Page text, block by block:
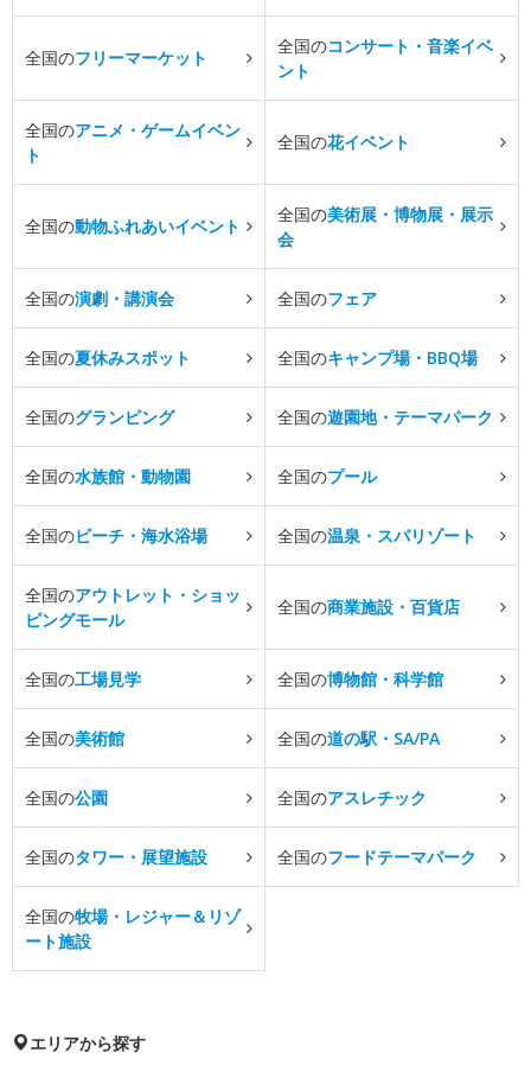
全国のフリーマーケット
全国のコンサート・音楽イベ
ント
全国のアニメ・ゲームイベン
ト
全国の花イベント
全国の動物ふれあいイベント
全国の美術展・博物展・展示
会
全国の演劇・講演会 全国のフェア
全国の夏休みスポット 全国のキャンプ場・BBQ場
全国のグランピング 全国の遊園地・テーマパーク
全国の水族館・動物園 全国のプール
全国のビーチ・海水浴場 全国の温泉・スパリゾート
全国のアウトレット・ショッ
ピングモール
全国の商業施設・百貨店
全国の工場見学 全国の博物館・科学館
全国の美術館 全国の道の駅・SA/PA
全国の公園 全国のアスレチック
全国のタワー・展望施設 全国のフードテーマパーク
全国の牧場・レジャー＆リゾ
ート施設
エリアから探す